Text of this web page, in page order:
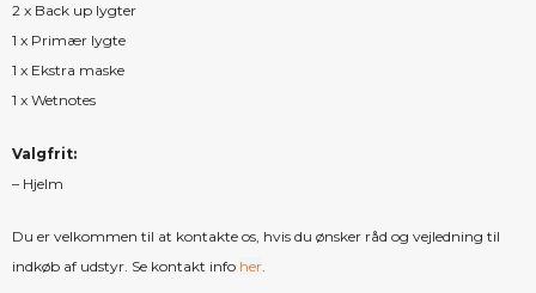
2 x Back up lygter
1 x Primær lygte
1 x Ekstra maske
1 x Wetnotes
Valgfrit:
– Hjelm
Du er velkommen til at kontakte os, hvis du ønsker råd og vejledning til
indkøb af udstyr. Se kontakt info her